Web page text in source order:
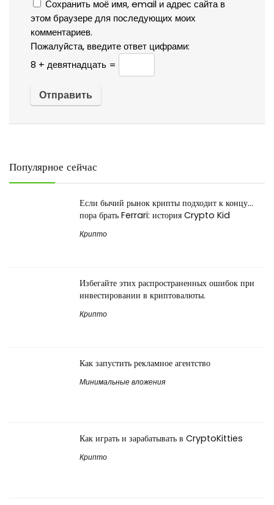
Сохранить моё имя, email и адрес сайта в
этом браузере для последующих моих
комментариев.
Пожалуйста, введите ответ цифрами:
8 + девятнадцать =
Популярное сейчас
Если бычий рынок крипты подходит к концу…
пора брать Ferrari: история Crypto Kid
Крипто
Избегайте этих распространенных ошибок при
инвестировании в криптовалюты.
Крипто
Как запустить рекламное агентство
Минимальные вложения
Как играть и зарабатывать в CryptoKitties
Крипто